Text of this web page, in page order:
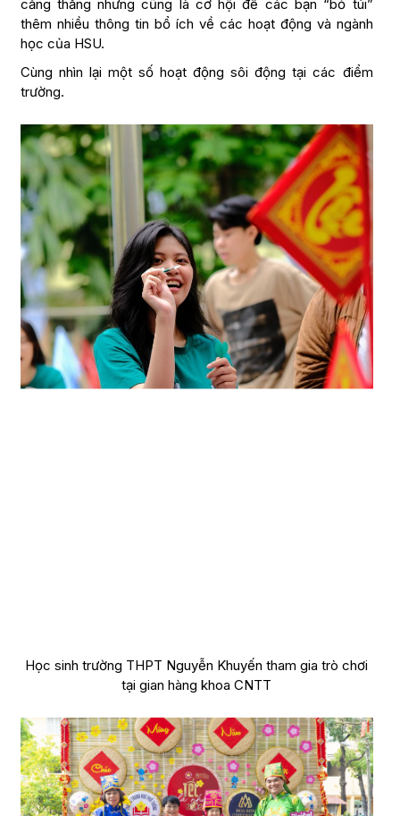
căng thẳng nhưng cũng là cơ hội để các bạn “bỏ túi”
thêm nhiều thông tin bổ ích về các hoạt động và ngành
học của HSU.
Cùng nhìn lại một số hoạt động sôi động tại các điểm
trường.
Học sinh trường THPT Nguyễn Khuyến tham gia trò chơi
tại gian hàng khoa CNTT